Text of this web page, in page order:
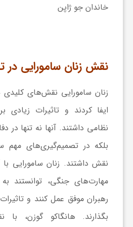
خاندان جو ژاپن
نقش زنان سامورایی در
زنان سامورایی نقش‌های کلیدی
ایفا کردند و تاثیرات
نظامی داشتند. آنها نه تنها در
بلکه در تصمیم‌گیری‌های مهم
نقش داشتند. زنان سامورایی
مهارت‌های جنگی، توانستند
رهبران موفق عمل کنند و
بگذارند. هانگاکو گوزن،